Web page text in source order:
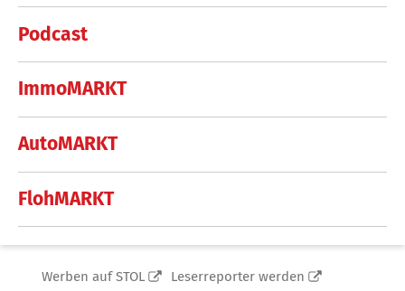
Podcast
ImmoMARKT
AutoMARKT
FlohMARKT
Werben auf STOL
Leserreporter werden